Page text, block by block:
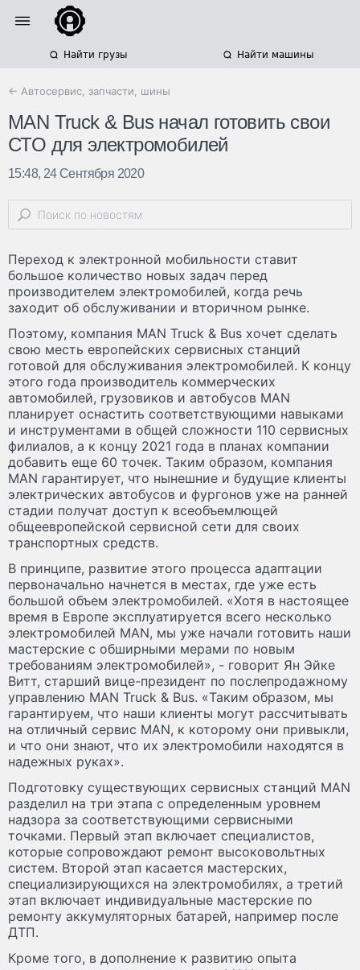
Найти грузы Найти машины
← Автосервис, запчасти, шины
MAN Truck & Bus начал готовить свои
СТО для электромобилей
15:48, 24 Сентября 2020
Переход к электронной мобильности ставит
большое количество новых задач перед
производителем электромобилей, когда речь
заходит об обслуживании и вторичном рынке.
Поэтому, компания MAN Truck & Bus хочет сделать
свою месть европейских сервисных станций
готовой для обслуживания электромобилей. К концу
этого года производитель коммерческих
автомобилей, грузовиков и автобусов MAN
планирует оснастить соответствующими навыками
и инструментами в общей сложности 110 сервисных
филиалов, а к концу 2021 года в планах компании
добавить еще 60 точек. Таким образом, компания
MAN гарантирует, что нынешние и будущие клиенты
электрических автобусов и фургонов уже на ранней
стадии получат доступ к всеобъемлющей
общеевропейской сервисной сети для своих
транспортных средств.
В принципе, развитие этого процесса адаптации
первоначально начнется в местах, где уже есть
большой объем электромобилей. «Хотя в настоящее
время в Европе эксплуатируется всего несколько
электромобилей MAN, мы уже начали готовить наши
мастерские с обширными мерами по новым
требованиям электромобилей», - говорит Ян Эйке
Витт, старший вице-президент по послепродажному
управлению MAN Truck & Bus. «Таким образом, мы
гарантируем, что наши клиенты могут рассчитывать
на отличный сервис MAN, к которому они привыкли,
и что они знают, что их электромобили находятся в
надежных руках».
Подготовку существующих сервисных станций MAN
разделил на три этапа с определенным уровнем
надзора за соответствующими сервисными
точками. Первый этап включает специалистов,
которые сопровождают ремонт высоковольтных
систем. Второй этап касается мастерских,
специализирующихся на электромобилях, а третий
этап включает индивидуальные мастерские по
ремонту аккумуляторных батарей, например после
ДТП.
Кроме того, в дополнение к развитию опыта